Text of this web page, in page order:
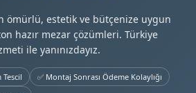
ömürlü, estetik ve bütçenize uygun
hazır mezar çözümleri. Türkiye
ile yanınızdayız.
Tescil
✅ Montaj Sonrası Ödeme Kolaylığı